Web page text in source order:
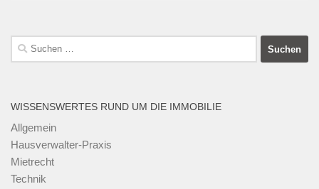
Suchen
nach:
WISSENSWERTES RUND UM DIE IMMOBILIE
Allgemein
Hausverwalter-Praxis
Mietrecht
Technik